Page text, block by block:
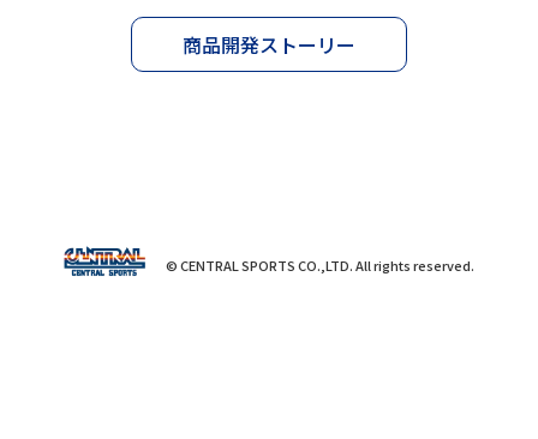
商品開発ストーリー
© CENTRAL SPORTS CO.,LTD. All rights reserved.